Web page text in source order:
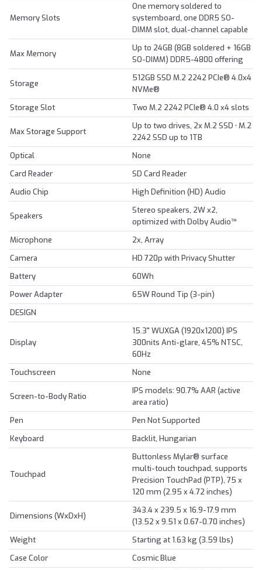
Memory Slots
One memory soldered to
systemboard, one DDR5 SO-
DIMM slot, dual-channel capable
Max Memory
Up to 24GB (8GB soldered + 16GB
SO-DIMM) DDR5-4800 offering
Storage
512GB SSD M.2 2242 PCIe® 4.0x4
NVMe®
Storage Slot
Two M.2 2242 PCIe® 4.0 x4 slots
Max Storage Support
Up to two drives, 2x M.2 SSD • M.2
2242 SSD up to 1TB
Optical
None
Card Reader
SD Card Reader
Audio Chip
High Definition (HD) Audio
Speakers
Stereo speakers, 2W x2,
optimized with Dolby Audio™
Microphone
2x, Array
Camera
HD 720p with Privacy Shutter
Battery
60Wh
Power Adapter
65W Round Tip (3-pin)
DESIGN
Display
15.3" WUXGA (1920x1200) IPS
300nits Anti-glare, 45% NTSC,
60Hz
Touchscreen
None
Screen-to-Body Ratio
IPS models: 90.7% AAR (active
area ratio)
Pen
Pen Not Supported
Keyboard
Backlit, Hungarian
Touchpad
Buttonless Mylar® surface
multi-touch touchpad, supports
Precision TouchPad (PTP), 75 x
120 mm (2.95 x 4.72 inches)
Dimensions (WxDxH)
343.4 x 239.5 x 16.9-17.9 mm
(13.52 x 9.51 x 0.67-0.70 inches)
Weight
Starting at 1.63 kg (3.59 lbs)
Case Color
Cosmic Blue